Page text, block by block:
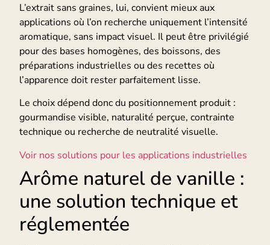
L’extrait sans graines, lui, convient mieux aux
applications où l’on recherche uniquement l’intensité
aromatique, sans impact visuel. Il peut être privilégié
pour des bases homogènes, des boissons, des
préparations industrielles ou des recettes où
l’apparence doit rester parfaitement lisse.
Le choix dépend donc du positionnement produit :
gourmandise visible, naturalité perçue, contrainte
technique ou recherche de neutralité visuelle.
Voir nos solutions pour les applications industrielles
Arôme naturel de vanille :
une solution technique et
réglementée